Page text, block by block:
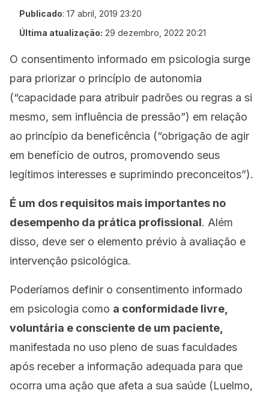
Publicado: 17 abril, 2019 23:20
Última atualização: 29 dezembro, 2022 20:21
O consentimento informado em psicologia surge
para priorizar o princípio de autonomia
(“capacidade para atribuir padrões ou regras a si
mesmo, sem influência de pressão”) em relação
ao princípio da beneficência (“obrigação de agir
em benefício de outros, promovendo seus
legítimos interesses e suprimindo preconceitos”).
É um dos requisitos mais importantes no
desempenho da prática profissional. Além
disso, deve ser o elemento prévio à avaliação e
intervenção psicológica.
Poderíamos definir o consentimento informado
em psicologia como a conformidade livre,
voluntária e consciente de um paciente,
manifestada no uso pleno de suas faculdades
após receber a informação adequada para que
ocorra uma ação que afeta a sua saúde (Luelmo,